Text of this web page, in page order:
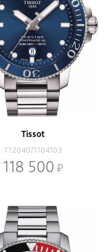
Tissot
T1204071104103
118 500